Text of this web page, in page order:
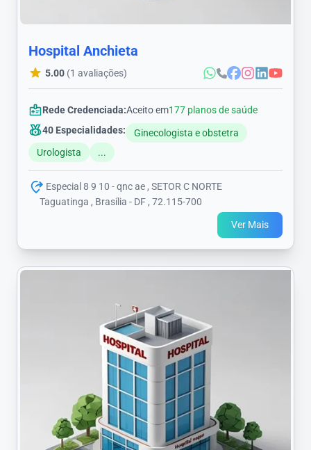
Hospital Anchieta
5.00 (1 avaliações)
Rede Credenciada:Aceito em177 planos de saúde
40 Especialidades:
Ginecologista e obstetra
Urologista
...
Especial 8 9 10 - qnc ae , SETOR C NORTE
Taguatinga , Brasília - DF , 72.115-700
Ver Mais